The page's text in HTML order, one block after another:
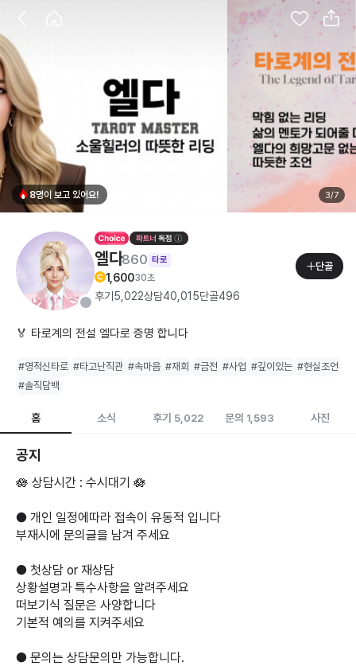
8명이 보고 있어요! 3/7
엘다860 타로
1,60030초
후기5,022상담40,015단골496
단골
🏅 타로계의 전설 엘다로 증명 합니다
#영적신타로 #타고난직관 #속마음 #재회 #금전 #사업 #깊이있는 #현실조언
#솔직담백
홈 소식 후기 5,022 문의 1,593 사진
공지
🪷 상담시간 : 수시대기 🪷
● 개인 일정에따라 접속이 유동적 입니다
부재시에 문의글을 남겨 주세요
● 첫상담 or 재상담
상황설명과 특수사항을 알려주세요
떠보기식 질문은 사양합니다
기본적 예의를 지켜주세요
● 문의는 상담문의만 가능합니다.